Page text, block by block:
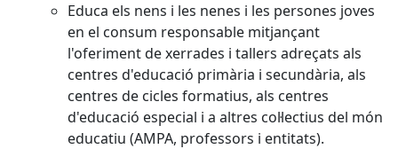
Educa els nens i les nenes i les persones joves
en el consum responsable mitjançant
l'oferiment de xerrades i tallers adreçats als
centres d'educació primària i secundària, als
centres de cicles formatius, als centres
d'educació especial i a altres col·lectius del món
educatiu (AMPA, professors i entitats).